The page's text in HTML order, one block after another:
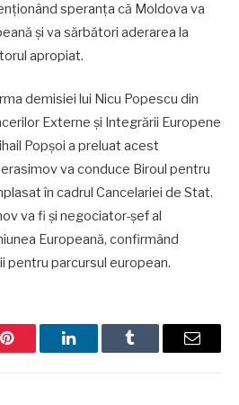
speranța că Moldova va
și va sărbători aderarea la
apropiat.
demisiei lui Nicu Popescu din
Externe și Integrării Europene
Popșoi a preluat acest
va conduce Biroul pentru
în cadrul Cancelariei de Stat.
va fi și negociator-șef al
Europeană, confirmând
pentru parcursul european.
Pinterest LinkedInTumblr Email